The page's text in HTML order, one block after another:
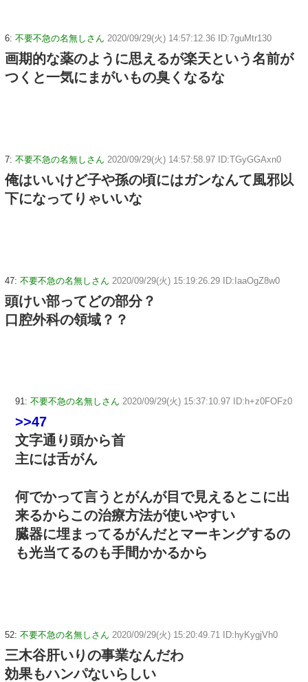
6: 不要不急の名無しさん 2020/09/29(火) 14:57:12.36 ID:7guMtr130
画期的な薬のように思えるが楽天という名前が
つくと一気にまがいもの臭くなるな
7: 不要不急の名無しさん 2020/09/29(火) 14:57:58.97 ID:TGyGGAxn0
俺はいいけど子や孫の頃にはガンなんて風邪以
下になってりゃいいな
47: 不要不急の名無しさん 2020/09/29(火) 15:19:26.29 ID:IaaOgZ8w0
頭けい部ってどの部分？
口腔外科の領域？？
91: 不要不急の名無しさん 2020/09/29(火) 15:37:10.97 ID:h+z0FOFz0
>>47
文字通り頭から首
主には舌がん
何でかって言うとがんが目で見えるとこに出
来るからこの治療方法が使いやすい
臓器に埋まってるがんだとマーキングするの
も光当てるのも手間かかるから
52: 不要不急の名無しさん 2020/09/29(火) 15:20:49.71 ID:hyKygjVh0
三木谷肝いりの事業なんだわ
効果もハンパないらしい